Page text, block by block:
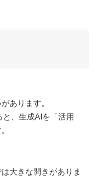
あります。
、生成AIを「活用
大きな開きがありま